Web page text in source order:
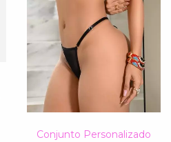
Conjunto Personalizado